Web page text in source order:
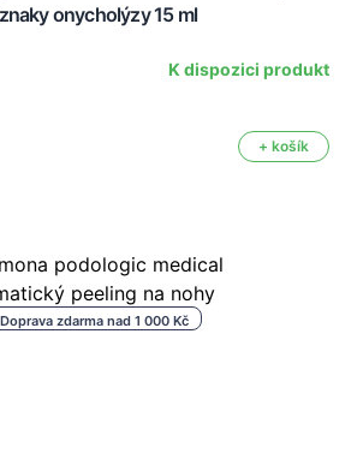
onycholýzy 15 ml
K dispozici produkt
+ košík
Doprava zdarma nad 1 000 Kč